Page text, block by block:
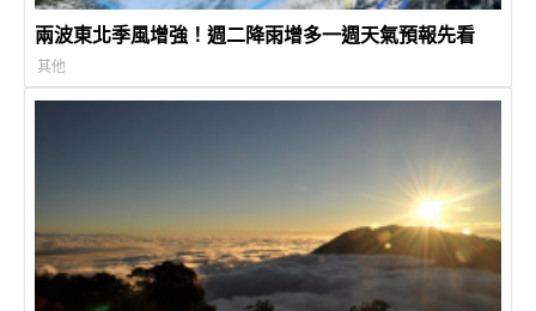
兩波東北季風增強！週二降雨增多一週天氣預報先看
其他